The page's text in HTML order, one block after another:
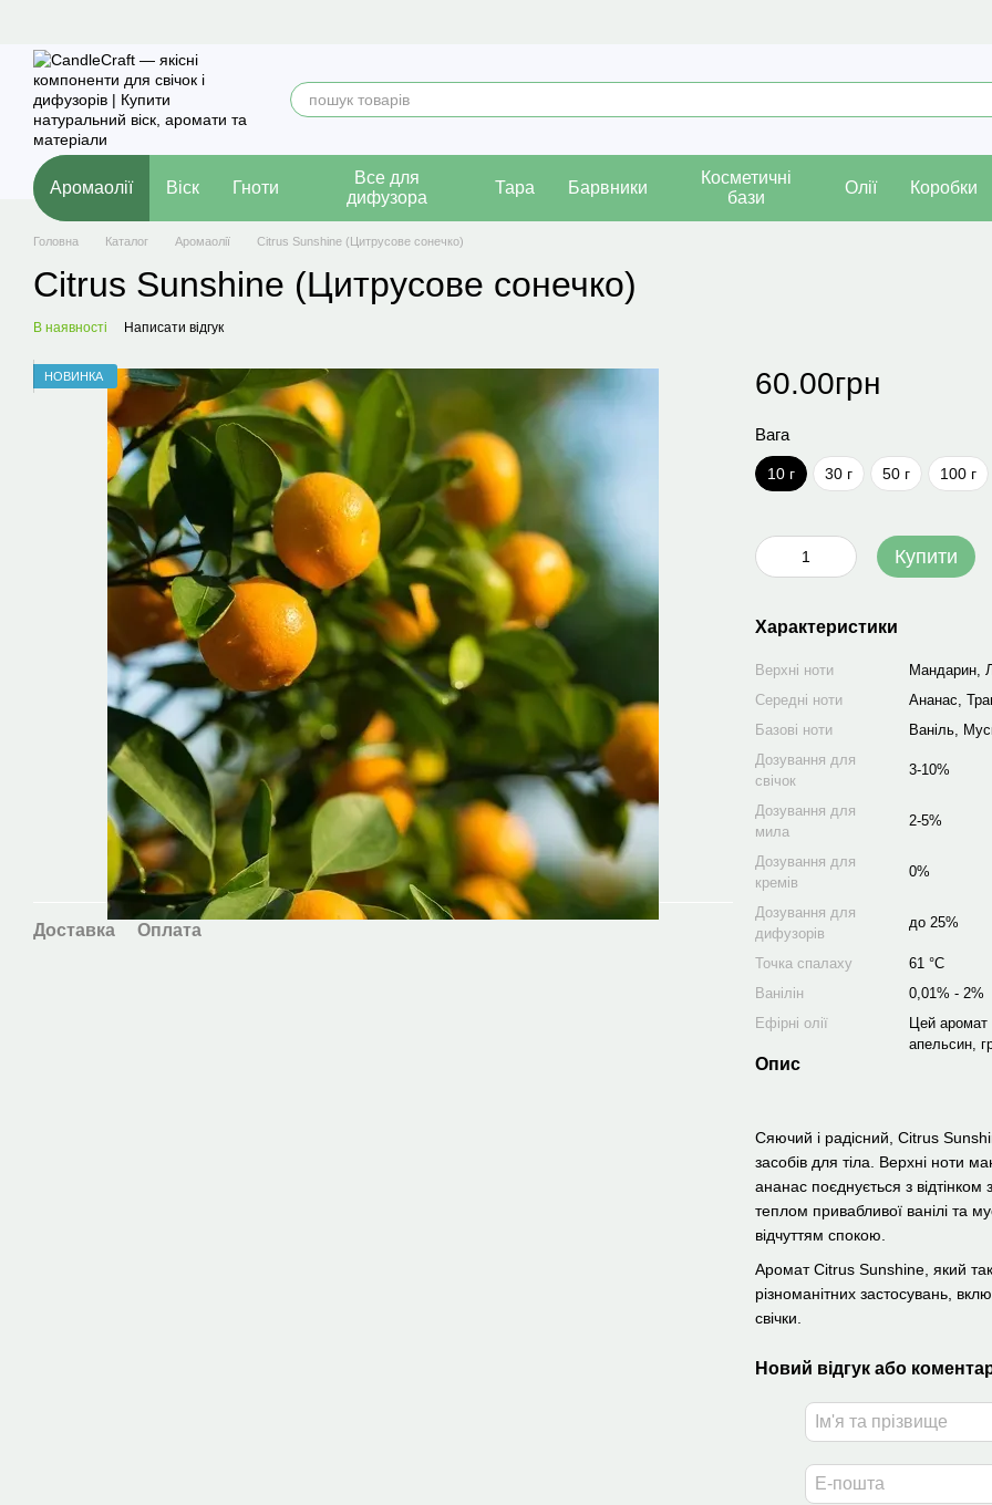
Аромаолії Віск Гноти
Все для
дифузора
Тара Барвники
Косметичні
бази
Олії Коробки
Головна Каталог Аромаолії Citrus Sunshine (Цитрусове сонечко)
Citrus Sunshine (Цитрусове сонечко)
В наявності Написати відгук
НОВИНКА
Доставка Оплата
60.00грн
Вага
10 г 30 г 50 г 100 г
Купити
Характеристики
Верхні ноти
Мандарин,
Середні ноти
Ананас,
Базові ноти
Ваніль,
Дозування для
свічок
3-10%
Дозування для
мила
2-5%
Дозування для
кремів
0%
Дозування для
дифузорів
до 25%
Точка спалаху
61 °C
Ванілін
0,01% - 2%
Ефірні олії
Цей аромат
апельсин,
Опис
Сяючий і радісний, Citrus
засобів для тіла. Верхні ноти
ананас поєднується з
теплом привабливої ​​ванілі та
відчуттям спокою.
Аромат Citrus Sunshine, який
різноманітних застосувань,
свічки.
Новий відгук або